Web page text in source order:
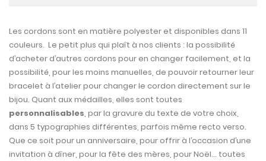
Les cordons sont en matière polyester et disponibles dans 11
couleurs. Le petit plus qui plaît à nos clients : la possibilité
d’acheter d’autres cordons pour en changer facilement, et la
possibilité, pour les moins manuelles, de pouvoir retourner leur
bracelet à l’atelier pour changer le cordon directement sur le
bijou. Quant aux médailles, elles sont toutes
personnalisables, par la gravure du texte de votre choix,
dans 5 typographies différentes, parfois même recto verso.
Que ce soit pour un anniversaire, pour offrir à l’occasion d’une
invitation à dîner, pour la fête des mères, pour Noël… toutes